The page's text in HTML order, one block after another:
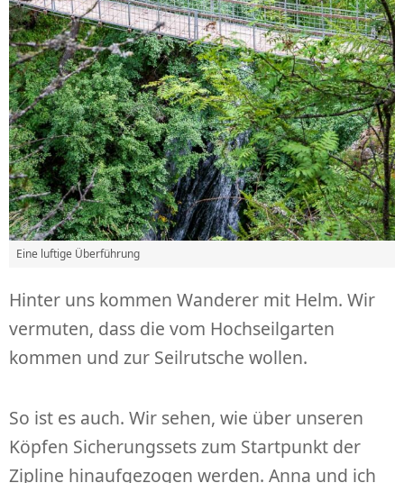
Eine luftige Überführung
Hinter uns kommen Wanderer mit Helm. Wir
vermuten, dass die vom Hochseilgarten
kommen und zur Seilrutsche wollen.
So ist es auch. Wir sehen, wie über unseren
Köpfen Sicherungssets zum Startpunkt der
Zipline hinaufgezogen werden. Anna und ich